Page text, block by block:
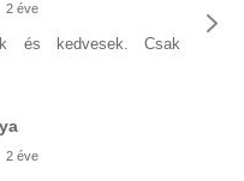
2 éve
és kedvesek. Csak
2 éve
2 éve
2 éve
2 éve
2 éve
2 éve